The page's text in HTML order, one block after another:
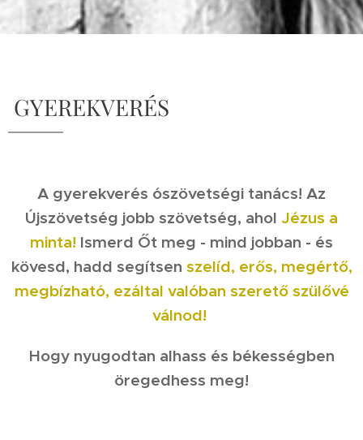
GYEREKVERÉS
A gyerekverés ószövetségi tanács! Az
Újszövetség jobb szövetség, ahol Jézus a
minta! Ismerd Őt meg - mind jobban - és
kövesd, hadd segítsen szelíd, erős, megértő,
megbízható, ezáltal valóban szerető szülővé
válnod!
Hogy nyugodtan alhass és békességben
öregedhess meg!